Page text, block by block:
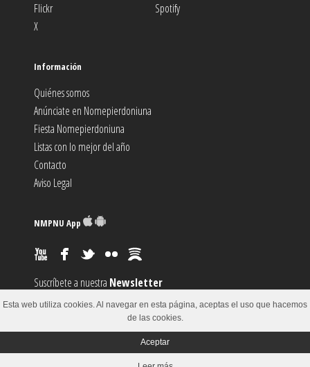
Flickr
Spotify
X
Información
Quiénes somos
Anúnciate en Nomepierdoniuna
Fiesta Nomepierdoniuna
Listas con lo mejor del año
Contacto
Aviso Legal
NMPNU App
Suscríbete a nuestra Newsletter
Suscríbete al canalRSS
© 2002-2018
Esta web utiliza cookies. Al navegar en esta página, aceptas el uso que hacemos
de las cookies.
Aceptar